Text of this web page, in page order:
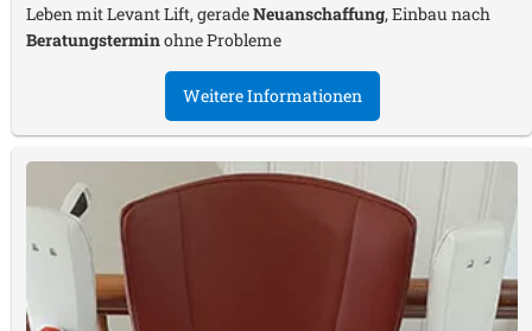
Leben mit Levant Lift, geradeNeuanschaffung, Einbau nach
Beratungsterminohne Probleme
Weitere Informationen